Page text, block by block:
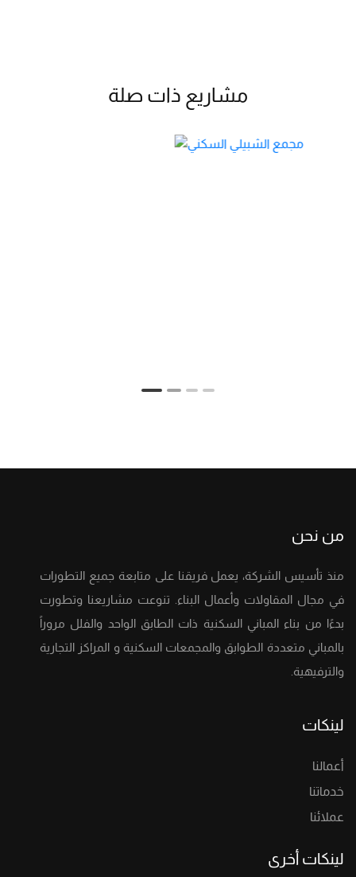
مشاريع ذات صلة
من نحن
منذ تأسيس الشركة، يعمل فريقنا على متابعة جميع التطورات
في مجال المقاولات وأعمال البناء. تنوعت مشاريعنا وتطورت
بدءًا من بناء المباني السكنية ذات الطابق الواحد والفلل مروراً
بالمباني متعددة الطوابق والمجمعات السكنية و المراكز التجارية
والترفيهية.
لينكات
أعمالنا
خدماتنا
عملائنا
لينكات أخرى